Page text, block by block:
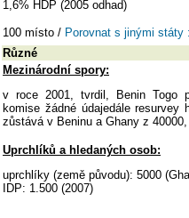
1,6% HDP (2005 odhad)
100 místo / Porovnat s jinými státy :
Různé
Mezinárodní spory:
v roce 2001, tvrdil, Benin Togo
komise žádné údajedále
zůstává v Beninu a Ghany z
Uprchlíků a hledaných osob:
uprchlíky (země původu): 5000
IDP: 1.500 (2007)